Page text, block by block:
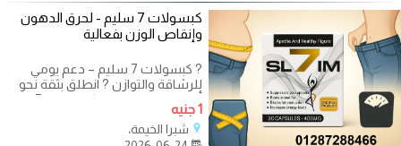
كبسولات 7 سليم - لحرق الدهون
وإنقاص الوزن بفعالية
? كبسولات 7 سليم – دعم يومي
للرشاقة والتوازن ? انطلق بثقة نحو
أهدافك الصحية مع كبسولات 7
سليم،
1 جنيه
شبرا الخيمة،